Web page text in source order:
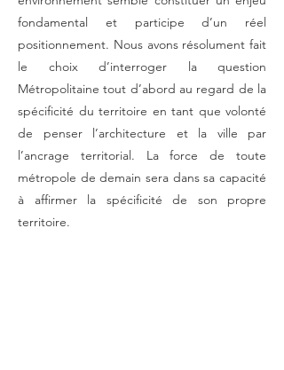
fondamental et participe d’un réel
positionnement. Nous avons résolument fait
le choix d’interroger la question
Métropolitaine tout d’abord au regard de la
spécificité du territoire en tant que volonté
de penser l’architecture et la ville par
l’ancrage territorial. La force de toute
métropole de demain sera dans sa capacité
à affirmer la spécificité de son propre
territoire.